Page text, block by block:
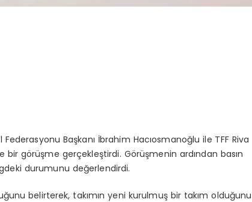
Başkanı İbrahim Hacıosmanoğlu ile TFF Riva
bir görüşme gerçekleştirdi. Görüşmenin ardından basın
durumunu değerlendirdi.
belirterek, takımın yeni kurulmuş bir takım olduğunu